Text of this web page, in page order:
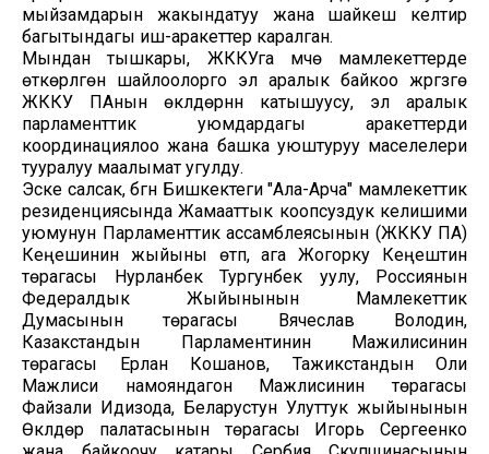
мыйзамдарын жакындатуу жана шайкеш келтирүү
багытындагы иш-аракеттер каралган.
Мындан тышкары, ЖККУга мүчө мамлекеттерде
өткөрүлгөн шайлоолорго эл аралык байкоо жүргүзүүгө
ЖККУ ПАнын өкүлдөрүнүн катышуусу, эл аралык
парламенттик уюмдардагы аракеттерди
координациялоо жана башка уюштуруу маселелери
тууралуу маалымат угулду.
Эске салсак, бүгүн Бишкектеги "Ала-Арча" мамлекеттик
резиденциясында Жамааттык коопсуздук келишими
уюмунун Парламенттик ассамблеясынын (ЖККУ ПА)
Кеңешинин жыйыны өтүп, ага Жогорку Кеңештин
төрагасы Нурланбек Тургунбек уулу, Россиянын
Федералдык Жыйынынын Мамлекеттик
Думасынын төрагасы Вячеслав Володин,
Казакстандын Парламентинин Мажилисинин
төрагасы Ерлан Кошанов, Тажикстандын Оли
Мажлиси намояндагон Мажлисинин төрагасы
Файзали Идизода, Беларустун Улуттук жыйынынын
Өкүлдөр палатасынын төрагасы Игорь Сергеенко